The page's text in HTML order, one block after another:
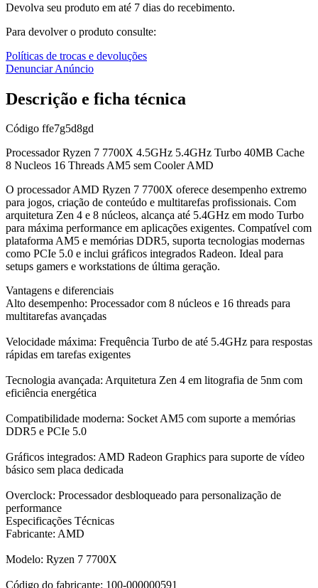
Devolva seu produto em até 7 dias do recebimento.
Para devolver o produto consulte:
Políticas de trocas e devoluções
Denunciar Anúncio
Descrição e ficha técnica
Código ffe7g5d8gd
Processador Ryzen 7 7700X 4.5GHz 5.4GHz Turbo 40MB Cache
8 Nucleos 16 Threads AM5 sem Cooler AMD
O processador AMD Ryzen 7 7700X oferece desempenho extremo
para jogos, criação de conteúdo e multitarefas profissionais. Com
arquitetura Zen 4 e 8 núcleos, alcança até 5.4GHz em modo Turbo
para máxima performance em aplicações exigentes. Compatível com
plataforma AM5 e memórias DDR5, suporta tecnologias modernas
como PCIe 5.0 e inclui gráficos integrados Radeon. Ideal para
setups gamers e workstations de última geração.
Vantagens e diferenciais
Alto desempenho: Processador com 8 núcleos e 16 threads para
multitarefas avançadas
Velocidade máxima: Frequência Turbo de até 5.4GHz para respostas
rápidas em tarefas exigentes
Tecnologia avançada: Arquitetura Zen 4 em litografia de 5nm com
eficiência energética
Compatibilidade moderna: Socket AM5 com suporte a memórias
DDR5 e PCIe 5.0
Gráficos integrados: AMD Radeon Graphics para suporte de vídeo
básico sem placa dedicada
Overclock: Processador desbloqueado para personalização de
performance
Especificações Técnicas
Fabricante: AMD
Modelo: Ryzen 7 7700X
Código do fabricante: 100-000000591